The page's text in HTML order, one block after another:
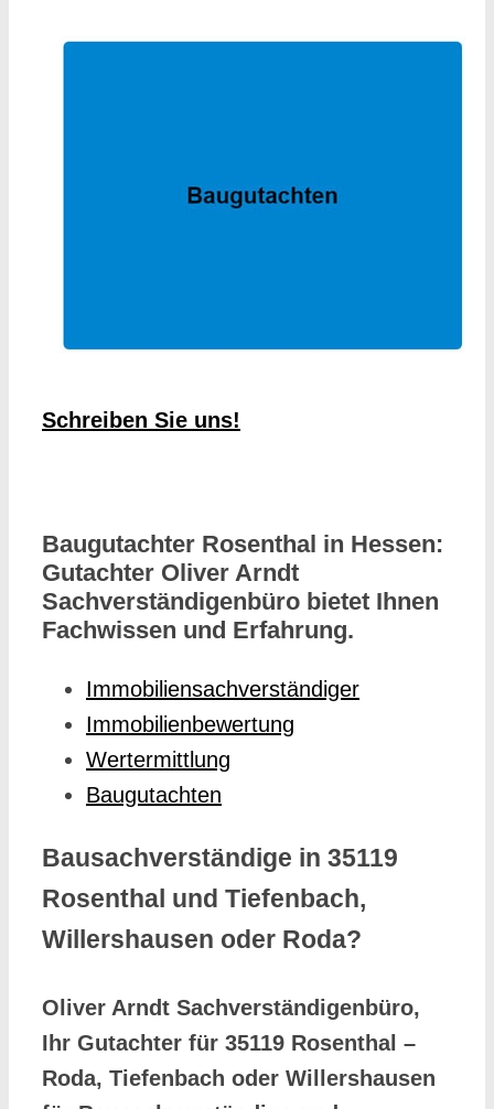
Schreiben Sie uns!
Baugutachter Rosenthal in Hessen:
Gutachter Oliver Arndt
Sachverständigenbüro bietet Ihnen
Fachwissen und Erfahrung.
Immobiliensachverständiger
Immobilienbewertung
Wertermittlung
Baugutachten
Bausachverständige in 35119
Rosenthal und Tiefenbach,
Willershausen oder Roda?
Oliver Arndt Sachverständigenbüro,
Ihr Gutachter für 35119 Rosenthal –
Roda, Tiefenbach oder Willershausen